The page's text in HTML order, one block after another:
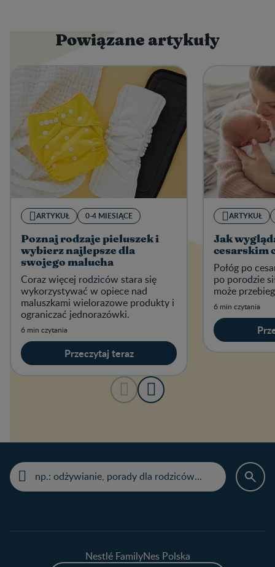
Powiązane artykuły
ARTYKUŁ 0-4 MIESIĄCE
Poznaj rodzaje pieluszek i
wybierz najlepsze dla
swojego malucha
Coraz więcej rodziców stara się
wykorzystywać w opiece nad
maluszkami wielorazowe produkty i
ograniczać jednorazówki.
6 min czytania
Przeczytaj teraz
ARTYKUŁ
Jak
cesarskim
Połóg po
po porodzie
może
6 min czytania
Nestlé FamilyNes Polska